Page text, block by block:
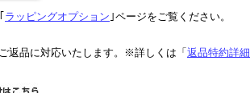
ラッピングオプション ｣ページをご覧ください。
返品に対応いたします。※詳しくは「 返品特約詳細